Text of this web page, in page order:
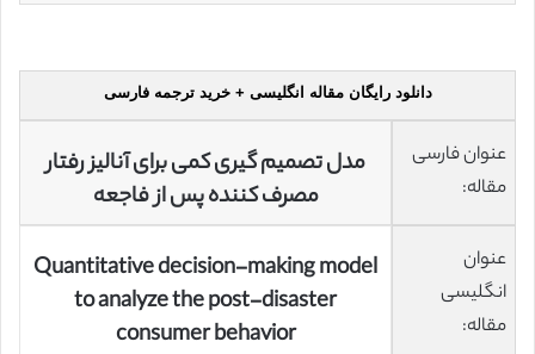
دانلود رایگان مقاله انگلیسی + خرید ترجمه فارسی
عنوان فارسی
مقاله:
مدل تصمیم گیری کمی برای آنالیز رفتار
مصرف کننده پس از فاجعه
عنوان
انگلیسی
مقاله:
Quantitative decision-making model
to analyze the post-disaster
consumer behavior